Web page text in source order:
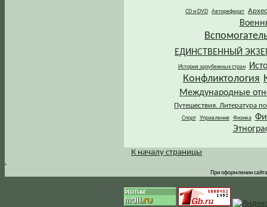
CD и DVD Автореферат
ЕДИНСТВЕННЫЙ
История зарубежных стран
Конфликтология
Международные
Путешествия. Литература
Спорт Управление Физика
.
К началу страницы
При оформлении